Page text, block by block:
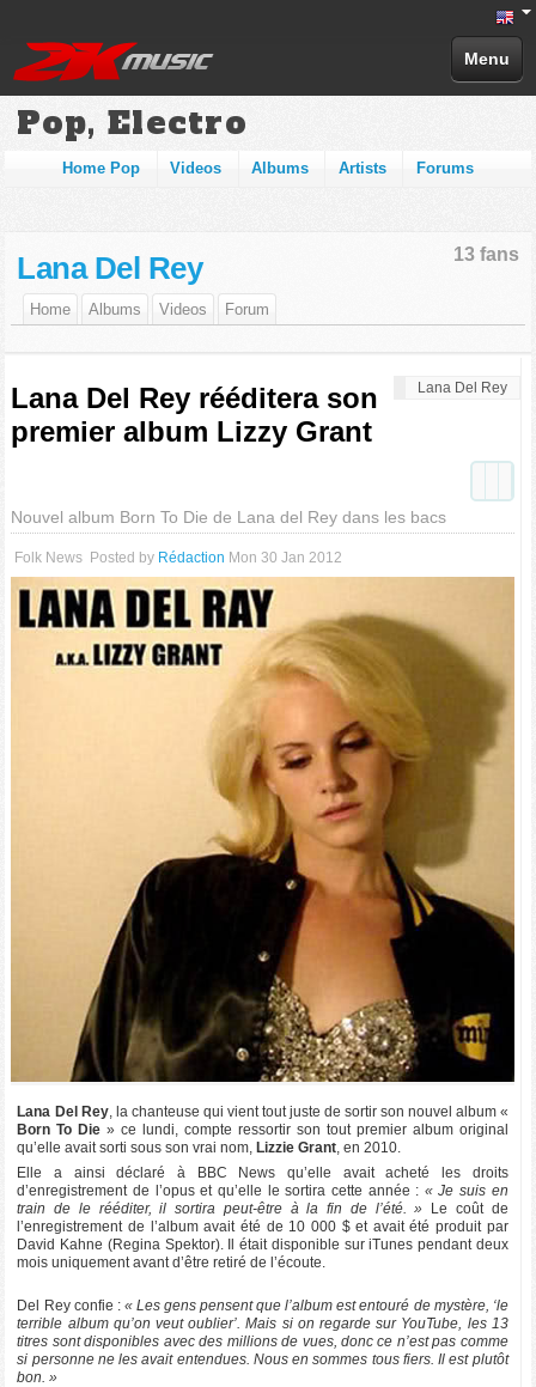
Menu
Pop, Electro
Home Pop Videos Albums Artists Forums
13 fans
Lana Del Rey
Home Albums Videos Forum
Lana Del Rey
Lana Del Rey rééditera son
premier album Lizzy Grant
Nouvel album Born To Die de Lana del Rey dans les bacs
Folk News Posted by Rédaction Mon 30 Jan 2012
Lana Del Rey, la chanteuse qui vient tout juste de sortir son nouvel album «
Born To Die » ce lundi, compte ressortir son tout premier album original
qu’elle avait sorti sous son vrai nom, Lizzie Grant, en 2010.
Elle a ainsi déclaré à BBC News qu’elle avait acheté les droits
d’enregistrement de l’opus et qu’elle le sortira cette année : « Je suis en
train de le rééditer, il sortira peut-être à la fin de l’été. » Le coût de
l’enregistrement de l’album avait été de 10 000 $ et avait été produit par
David Kahne (Regina Spektor). Il était disponible sur iTunes pendant deux
mois uniquement avant d’être retiré de l’écoute.
Del Rey confie : « Les gens pensent que l’album est entouré de mystère, ‘le
terrible album qu’on veut oublier’. Mais si on regarde sur YouTube, les 13
titres sont disponibles avec des millions de vues, donc ce n’est pas comme
si personne ne les avait entendues. Nous en sommes tous fiers. Il est plutôt
bon. »